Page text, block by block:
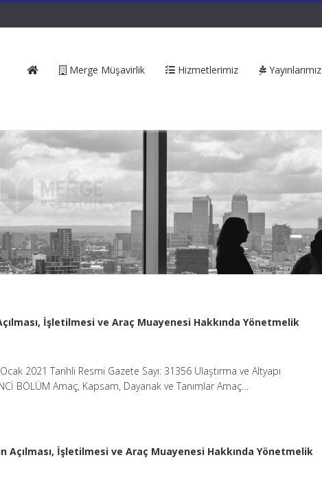
Merge Müşavirlik Hizmetlerimiz Yayınlarımız
İşletilmesi ve Araç Muayenesi Hakkında Yönetmelik
2021 Tarihli Resmi Gazete Sayı: 31356 Ulaştırma ve Altyapı
BÖLÜM Amaç, Kapsam, Dayanak ve Tanımlar Amaç…
Açılması, İşletilmesi ve Araç Muayenesi Hakkında Yönetmelik